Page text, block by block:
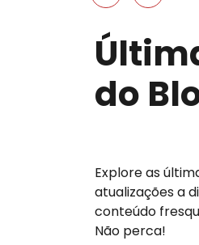
do
Explore as
atualizações a
conteúdo
Não perca!